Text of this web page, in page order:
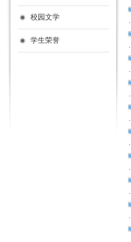
校园文学
学生荣誉